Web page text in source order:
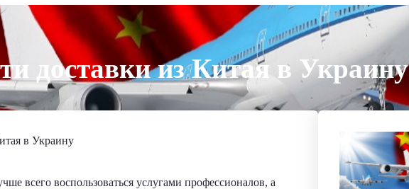
доставки из Китая в Украину
в Украину
всего воспользоваться услугами профессионалов, а